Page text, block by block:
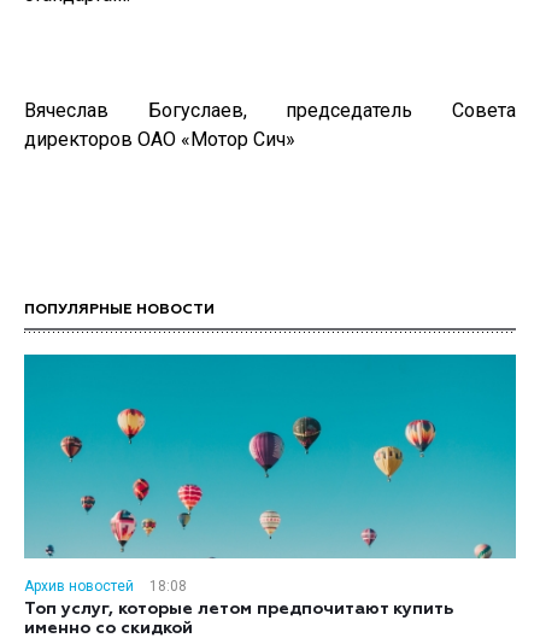
Вячеслав Богуслаев, председатель Совета
директоров ОАО «Мотор Сич»
ПОПУЛЯРНЫЕ НОВОСТИ
Архив новостей
18:08
Топ услуг, которые летом предпочитают купить
именно со скидкой